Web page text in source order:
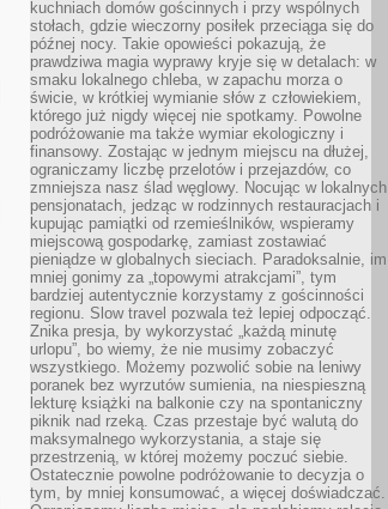
kuchniach domów gościnnych i przy wspólnych
stołach, gdzie wieczorny posiłek przeciąga się do
późnej nocy. Takie opowieści pokazują, że
prawdziwa magia wyprawy kryje się w detalach: w
smaku lokalnego chleba, w zapachu morza o
świcie, w krótkiej wymianie słów z człowiekiem,
którego już nigdy więcej nie spotkamy. Powolne
podróżowanie ma także wymiar ekologiczny i
finansowy. Zostając w jednym miejscu na dłużej,
ograniczamy liczbę przelotów i przejazdów, co
zmniejsza nasz ślad węglowy. Nocując w lokalnych
pensjonatach, jedząc w rodzinnych restauracjach i
kupując pamiątki od rzemieślników, wspieramy
miejscową gospodarkę, zamiast zostawiać
pieniądze w globalnych sieciach. Paradoksalnie, im
mniej gonimy za „topowymi atrakcjami”, tym
bardziej autentycznie korzystamy z gościnności
regionu. Slow travel pozwala też lepiej odpocząć.
Znika presja, by wykorzystać „każdą minutę
urlopu”, bo wiemy, że nie musimy zobaczyć
wszystkiego. Możemy pozwolić sobie na leniwy
poranek bez wyrzutów sumienia, na niespieszną
lekturę książki na balkonie czy na spontaniczny
piknik nad rzeką. Czas przestaje być walutą do
maksymalnego wykorzystania, a staje się
przestrzenią, w której możemy poczuć siebie.
Ostatecznie powolne podróżowanie to decyzja o
tym, by mniej konsumować, a więcej doświadczać.